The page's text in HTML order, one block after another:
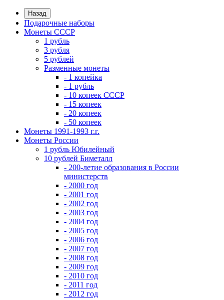
Назад
Подарочные наборы
Монеты СССР
1 рубль
3 рубля
5 рублей
Разменные монеты
- 1 копейка
- 1 рубль
- 10 копеек СССР
- 15 копеек
- 20 копеек
- 50 копеек
Монеты 1991-1993 г.г.
Монеты России
1 рубль Юбилейный
10 рублей Биметалл
- 200-летие образования в России
министерств
- 2000 год
- 2001 год
- 2002 год
- 2003 год
- 2004 год
- 2005 год
- 2006 год
- 2007 год
- 2008 год
- 2009 год
- 2010 год
- 2011 год
- 2012 год